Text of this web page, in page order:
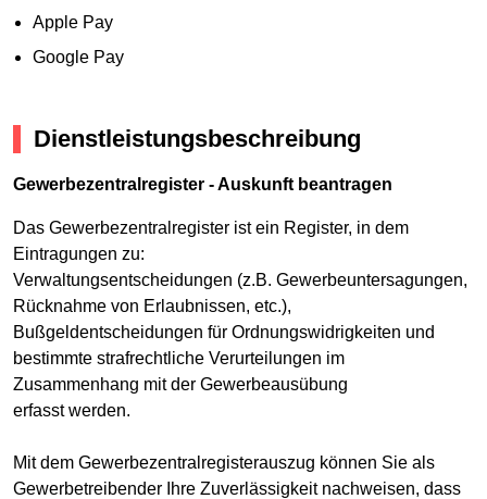
Apple Pay
Google Pay
Dienstleistungsbeschreibung
Gewerbezentralregister - Auskunft beantragen
Das Gewerbezentralregister ist ein Register, in dem
Eintragungen zu:
Verwaltungsentscheidungen (z.B. Gewerbeuntersagungen,
Rücknahme von Erlaubnissen, etc.),
Bußgeldentscheidungen für Ordnungswidrigkeiten und
bestimmte strafrechtliche Verurteilungen im
Zusammenhang mit der Gewerbeausübung
erfasst werden.
Mit dem Gewerbezentralregisterauszug können Sie als
Gewerbetreibender Ihre Zuverlässigkeit nachweisen, dass